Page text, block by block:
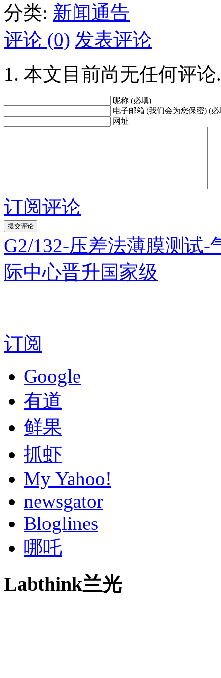
分类: 新闻通告
评论 (0) 发表评论
本文目前尚无任何评论.
昵称 (必填)
电子邮箱 (我们会为您保密) (必
网址
订阅评论
G2/132-压差法薄膜测试-
际中心晋升国家级
订阅
Google
有道
鲜果
抓虾
My Yahoo!
newsgator
Bloglines
哪吒
Labthink兰光